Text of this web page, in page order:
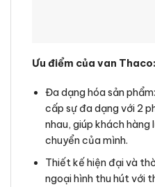
Ưu điểm của van Thaco:
Đa dạng hóa sản
cấp sự đa dạng với 2
nhau, giúp khách hàng
chuyển của mình.
Thiết kế hiện đại và
ngoại hình thu hút với